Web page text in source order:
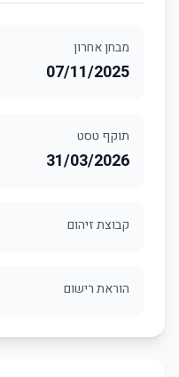
מבחן אחרון
07/11/2025
תוקף טסט
31/03/2026
קבוצת זיהום
הוראת רישום